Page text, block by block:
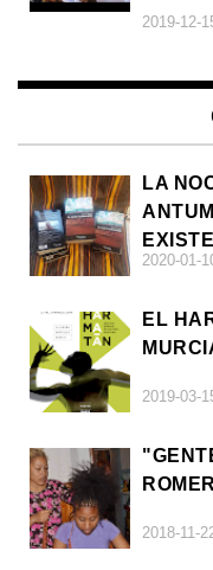
2019-12-
LA
2020-01-
EL
2019-03-
2018-11-